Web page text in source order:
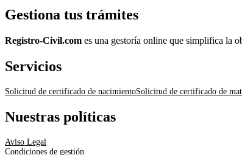
Gestiona tus trámites
Registro-Civil.com es una gestoría online que simplifica la
Servicios
Solicitud de certificado de nacimientoSolicitud de certificado de
Nuestras políticas
Aviso Legal
Condiciones de gestión